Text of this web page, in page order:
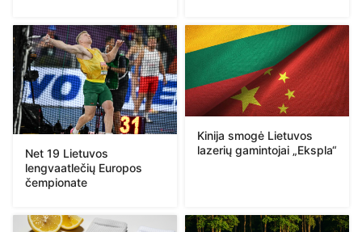
Net 19 Lietuvos
lengvaatlečių Europos
čempionate
Kinija smogė Lietuvos
lazerių gamintojai „Ekspla“